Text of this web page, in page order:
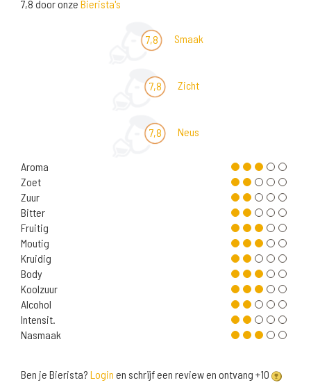
7,8 door onze Bierista's
7,8 Smaak
7,8 Zicht
7,8 Neus
Aroma
Zoet
Zuur
Bitter
Fruitig
Moutig
Kruidig
Body
Koolzuur
Alcohol
Intensit.
Nasmaak
Ben je Bierista? Login en schrijf een review en ontvang +10